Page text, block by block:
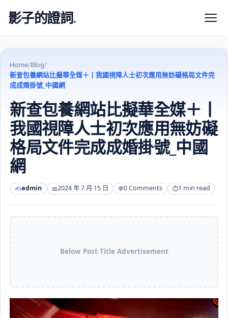
影子的證詞.
Home/Blog/
新查包養網站比擬華全媒＋丨我國視障人士初次應用無妨礙格局文件完
成成婚掛號_中國網
新查包養網站比擬華全媒＋丨
我國視障人士初次應用無妨礙
格局文件完成成婚掛號_中國
網
admin 2024 年 7 月 15 日 0 Comments 1 min read
Below Post Title Advertisement